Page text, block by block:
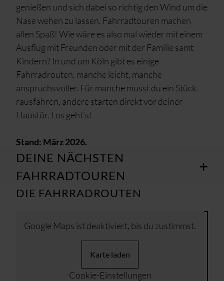
genießen und sich dabei so richtig den Wind um die
Nase wehen zu lassen. Fahrradtouren machen
allen Spaß! Wie wäre es also mal wieder mit einem
Ausflug mit Freunden oder mit der Familie samt
Kindern? In und um Köln gibt es einige
Fahrradrouten, manche leicht, manche
anspruchsvoller. Für manche musst du ein Stück
rausfahren, andere starten direkt vor deiner
Haustür. Los geht’s!
Stand: März 2026.
DEINE NÄCHSTEN
FAHRRADTOUREN
DIE FAHRRADROUTEN
Google Maps ist deaktiviert, bis du zustimmst.
Karte laden
Cookie-Einstellungen